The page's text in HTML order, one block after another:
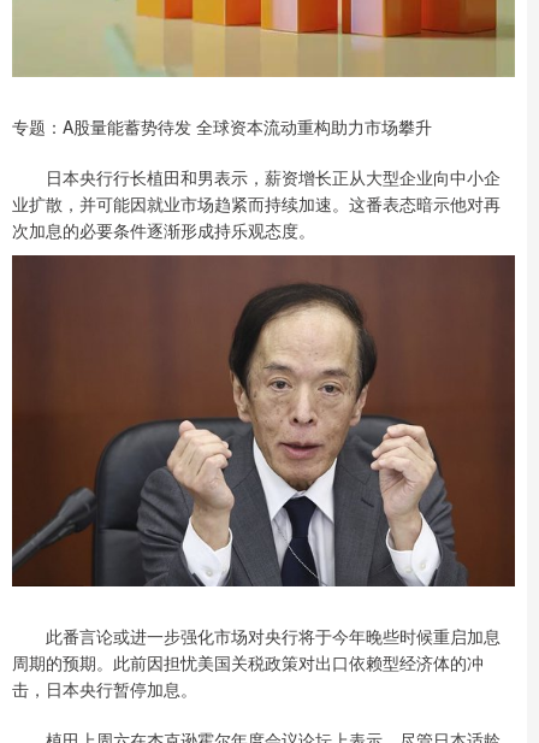
专题：A股量能蓄势待发 全球资本流动重构助力市场攀升
日本央行行长植田和男表示，薪资增长正从大型企业向中小企
业扩散，并可能因就业市场趋紧而持续加速。这番表态暗示他对再
次加息的必要条件逐渐形成持乐观态度。
此番言论或进一步强化市场对央行将于今年晚些时候重启加息
周期的预期。此前因担忧美国关税政策对出口依赖型经济体的冲
击，日本央行暂停加息。